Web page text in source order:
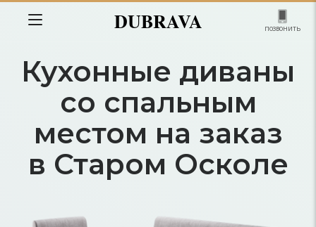
DUBRAVA позвонить
Кухонные диваны
со спальным
местом на заказ
в Старом Осколе